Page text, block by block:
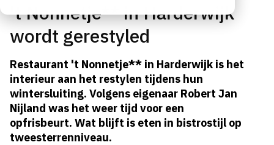
't Nonnetje** in Harderwijk
wordt gerestyled
Restaurant 't Nonnetje** in Harderwijk is het
interieur aan het restylen tijdens hun
wintersluiting. Volgens eigenaar Robert Jan
Nijland was het weer tijd voor een
opfrisbeurt. Wat blijft is eten in bistrostijl op
tweesterrenniveau.